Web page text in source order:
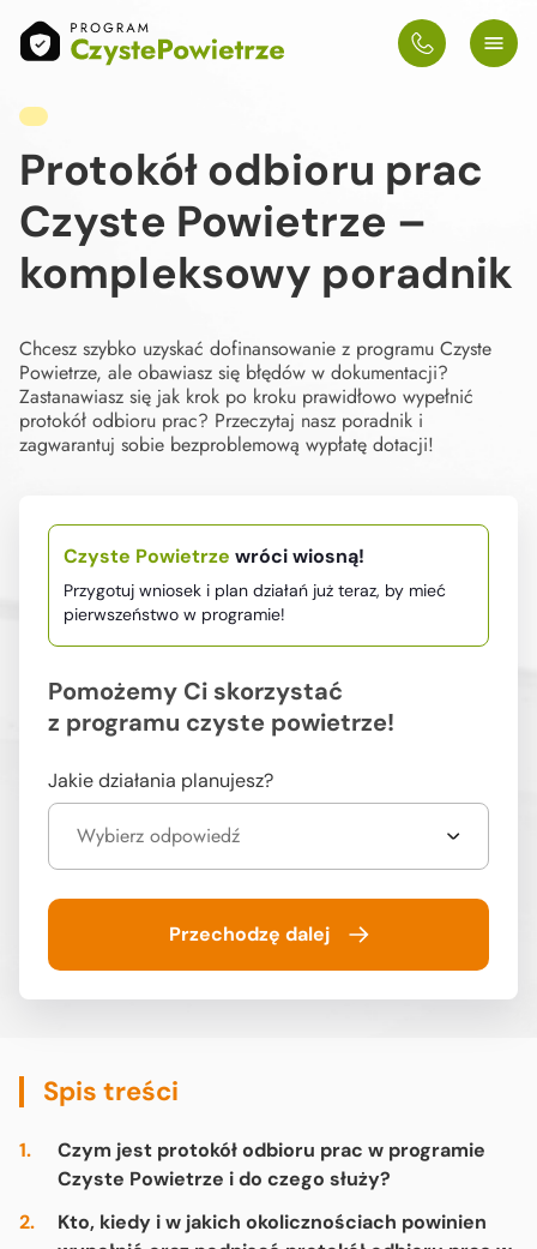
Protokół odbioru prac
Czyste Powietrze –
kompleksowy poradnik
Chcesz szybko uzyskać dofinansowanie z programu Czyste
Powietrze, ale obawiasz się błędów w dokumentacji?
Zastanawiasz się jak krok po kroku prawidłowo wypełnić
protokół odbioru prac? Przeczytaj nasz poradnik i
zagwarantuj sobie bezproblemową wypłatę dotacji!
Czyste Powietrze wróci wiosną!
Przygotuj wniosek i plan działań już teraz, by mieć
pierwszeństwo w programie!
Pomożemy Ci skorzystać
z programu czyste powietrze!
Jakie działania planujesz?
Wybierz odpowiedź
Przechodzę dalej
Spis treści
Czym jest protokół odbioru prac w programie
Czyste Powietrze i do czego służy?
Kto, kiedy i w jakich okolicznościach powinien